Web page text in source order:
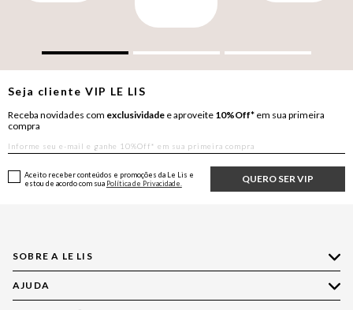
Seja clienteVIP LE LIS
Receba novidades com exclusividade e aproveite 10%Off* em sua primeira
compra
QUERO SER VIP
Aceito receber conteúdos e promoções da Le Lis e
estou de acordo com sua Política de Privacidade.
SOBRE A LE LIS
Quem Somos
AJUDA